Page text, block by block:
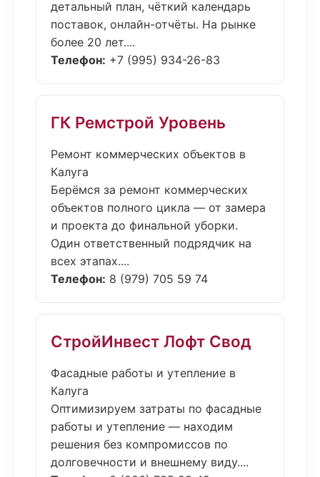
детальный план, чёткий календарь
поставок, онлайн-отчёты. На рынке
более 20 лет....
Телефон: +7 (995) 934-26-83
ГК Ремстрой Уровень
Ремонт коммерческих объектов в
Калуга
Берёмся за ремонт коммерческих
объектов полного цикла — от замера
и проекта до финальной уборки.
Один ответственный подрядчик на
всех этапах....
Телефон: 8 (979) 705 59 74
СтройИнвест Лофт Свод
Фасадные работы и утепление в
Калуга
Оптимизируем затраты по фасадные
работы и утепление — находим
решения без компромиссов по
долговечности и внешнему виду....